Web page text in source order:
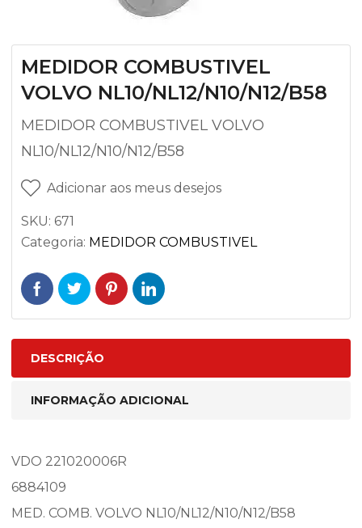
MEDIDOR COMBUSTIVEL
VOLVO NL10/NL12/N10/N12/B58
MEDIDOR COMBUSTIVEL VOLVO
NL10/NL12/N10/N12/B58
Adicionar aos meus desejos
SKU: 671
Categoria: MEDIDOR COMBUSTIVEL
DESCRIÇÃO
INFORMAÇÃO ADICIONAL
VDO 221020006R
6884109
MED. COMB. VOLVO NL10/NL12/N10/N12/B58